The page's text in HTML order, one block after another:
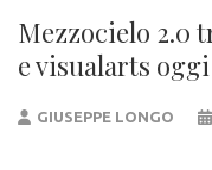
Mezzocielo 2.0
e visualarts
GIUSEPPE LONGO